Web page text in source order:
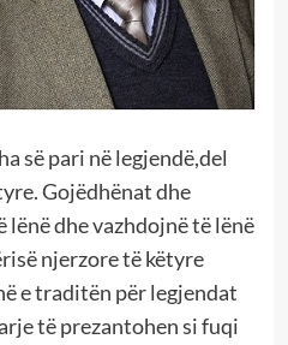
së pari në legjendë,del
Gojëdhënat dhe
dhe vazhdojnë të lënë
njerzore të këtyre
e traditën për legjendat
të prezantohen si fuqi